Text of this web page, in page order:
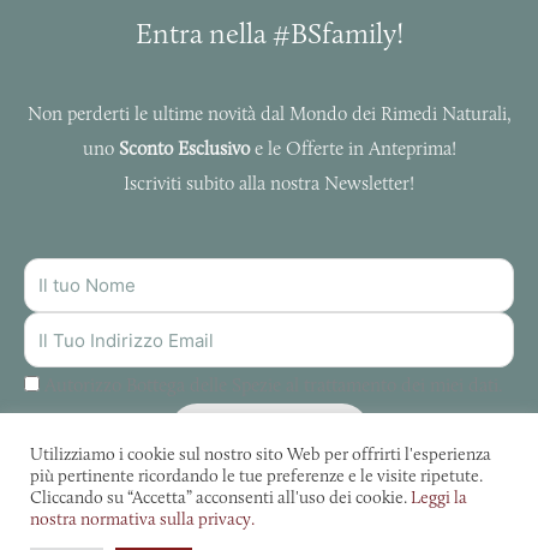
Entra nella #BSfamily!
Non perderti le ultime novità dal Mondo dei Rimedi Naturali,
uno Sconto Esclusivoe le Offerte in Anteprima!
Iscriviti subito alla nostra Newsletter!
NOME
INDIRIZZO
MAIL
Utilizziamo i cookie sul nostro sito Web per offrirti l'esperienza
più pertinente ricordando le tue preferenze e le visite ripetute.
Cliccando su “Accetta” acconsenti all'uso dei cookie.Leggi la
nostra normativa sulla privacy.